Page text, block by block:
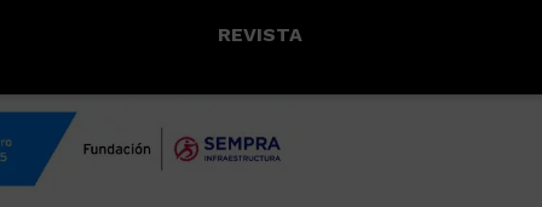
REVISTA